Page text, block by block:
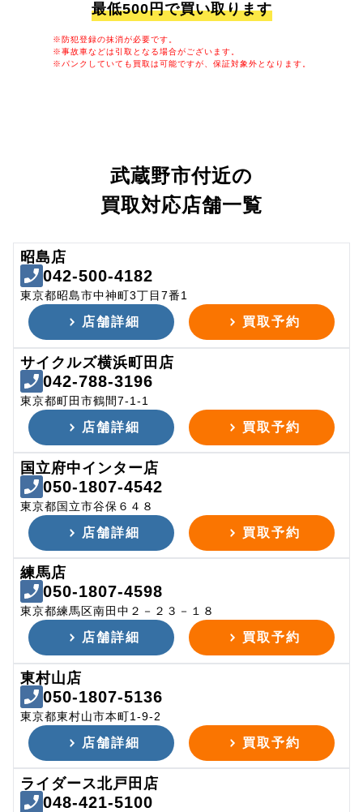
最低500円で買い取ります
※防犯登録の抹消が必要です。
※事故車などは引取となる場合がございます。
※パンクしていても買取は可能ですが、保証対象外となります。
武蔵野市付近の
買取対応店舗一覧
昭島店
042-500-4182
東京都昭島市中神町3丁目7番1
店舗詳細 買取予約
サイクルズ横浜町田店
042-788-3196
東京都町田市鶴間7-1-1
店舗詳細 買取予約
国立府中インター店
050-1807-4542
東京都国立市谷保６４８
店舗詳細 買取予約
練馬店
050-1807-4598
東京都練馬区南田中２－２３－１８
店舗詳細 買取予約
東村山店
050-1807-5136
東京都東村山市本町1-9-2
店舗詳細 買取予約
ライダース北戸田店
048-421-5100